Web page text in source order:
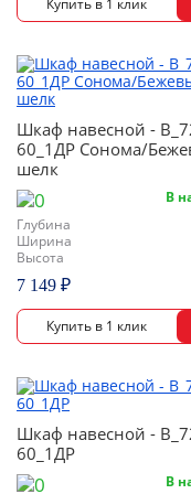
Шкаф навесной -
60_1ДР Сонома/
шелк
В
Глубина
Ширина
Высота
7 149 ₽
Шкаф навесной -
60_1ДР
В